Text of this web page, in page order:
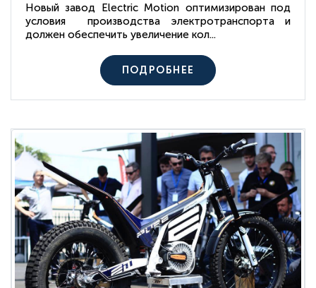
Новый завод Electric Motion оптимизирован под
условия производства электротранспорта и
должен обеспечить увеличение кол...
ПОДРОБНЕЕ